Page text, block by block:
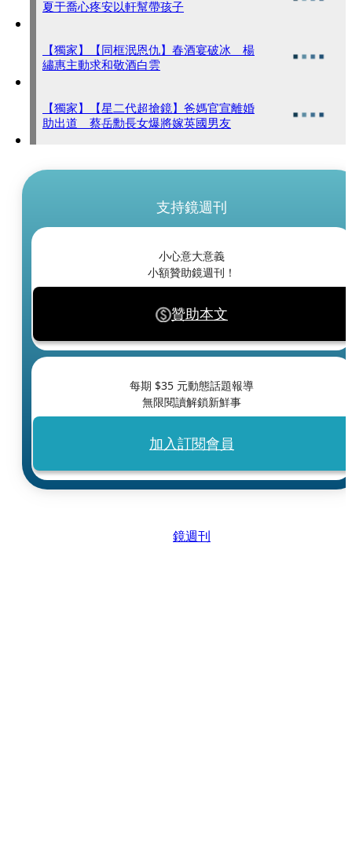
夏于喬心疼安以軒幫帶孩子
【獨家】【同框泯恩仇】春酒宴破冰 楊
繡惠主動求和敬酒白雲
【獨家】【星二代超搶鏡】爸媽官宣離婚
助出道 蔡岳勳長女爆將嫁英國男友
支持鏡週刊
小心意大意義
小額贊助鏡週刊！
贊助本文
每期 $35 元動態話題報導
無限閱讀解鎖新鮮事
加入訂閱會員
鏡週刊